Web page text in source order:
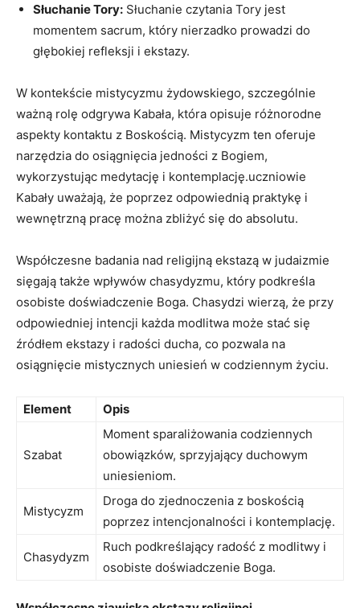
Słuchanie Tory: Słuchanie ⁢czytania Tory jest
momentem sacrum, który nierzadko prowadzi do
głębokiej refleksji i​ ekstazy.
W kontekście mistycyzmu żydowskiego, szczególnie
ważną rolę odgrywa Kabała, która opisuje różnorodne
aspekty kontaktu z Boskością. Mistycyzm ten oferuje
narzędzia do osiągnięcia jedności z Bogiem,
wykorzystując medytację i kontemplację.uczniowie​
Kabały uważają, że poprzez odpowiednią praktykę⁤ i
wewnętrzną pracę można zbliżyć się do absolutu.
Współczesne ⁢badania nad religijną ekstazą ‍w judaizmie
sięgają‍ także wpływów⁣ chasydyzmu, ‍który podkreśla
osobiste doświadczenie Boga. Chasydzi wierzą, że przy​
odpowiedniej intencji ⁤każda ​modlitwa może stać się
źródłem ekstazy⁤ i radości ducha, co⁣ pozwala na
osiągnięcie⁢ mistycznych uniesień w codziennym życiu.
Element Opis
Szabat
Moment sparaliżowania codziennych
obowiązków,⁢ sprzyjający duchowym
uniesieniom.
Mistycyzm
Droga do zjednoczenia z boskością
poprzez intencjonalności i ​kontemplację.
Chasydyzm
Ruch podkreślający radość z modlitwy i
osobiste doświadczenie Boga.